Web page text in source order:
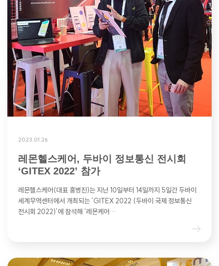
2023.01.26
레몬헬스케어, 두바이 정보통신 전시회
‘GITEX 2022’ 참가
레몬헬스케어(대표 홍병진)는 지난 10일부터 14일까지 5일간 두바이
세계무역센터에서 개최되는 ‘GITEX 2022 (두바이 국제 정보통신
전시회 2022)’에 참석해 ‘레몬케어…